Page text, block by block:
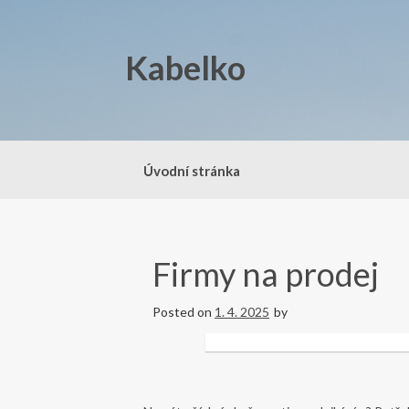
Kabelko
Úvodní stránka
Firmy na prodej
Posted on 1. 4. 2025 by